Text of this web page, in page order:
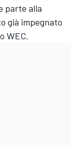
parte alla
già impegnato
WEC.